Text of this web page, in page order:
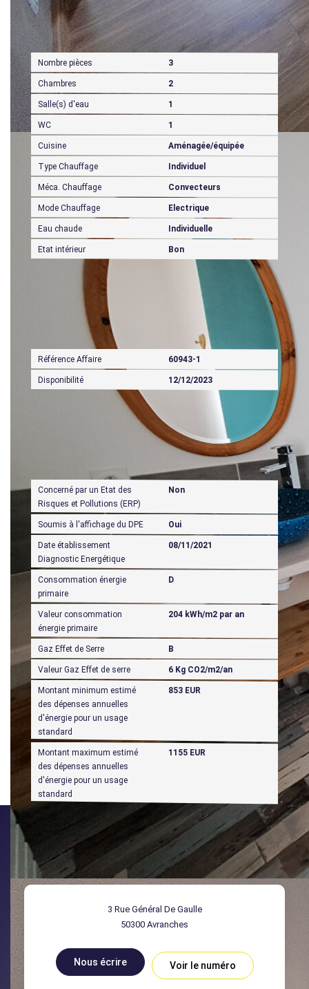
Intérieur
Nombre pièces 3
Chambres 2
Salle(s) d'eau 1
WC 1
Cuisine Aménagée/équipée
Type Chauffage Individuel
Méca. Chauffage Convecteurs
Mode Chauffage Electrique
Eau chaude Individuelle
Etat intérieur Bon
Référence Affaire 60943-1
Disponibilité 12/12/2023
Concerné par un Etat des
Risques et Pollutions (ERP)
Non
Soumis à l'affichage du DPE Oui
Date établissement
Diagnostic Energétique
08/11/2021
Consommation énergie
primaire
D
Valeur consommation
énergie primaire
204 kWh/m2 par an
Gaz Effet de Serre B
Valeur Gaz Effet de serre 6 Kg CO2/m2/an
Montant minimum estimé
des dépenses annuelles
d'énergie pour un usage
standard
853 EUR
Montant maximum estimé
des dépenses annuelles
d'énergie pour un usage
standard
1155 EUR
3 Rue Général De Gaulle
50300 Avranches
Nous écrire Voir le numéro